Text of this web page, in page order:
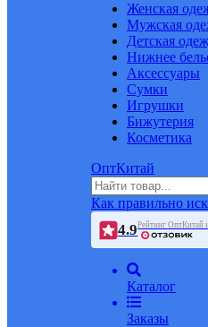
Женская
Мужская
Детская
Нижнее
Аксессуары
Сумки
Игрушки
Бижутерия
Косметика
ОптКитай
Как правильно
4.9Рейтинг ОптКитай
Каталог
Заказы